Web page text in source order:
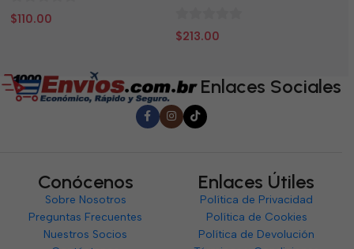
0
$110.00
0
$213.00
Enlaces Sociales
Conócenos
Sobre Nosotros
Preguntas Frecuentes
Nuestros Socios
Enlaces Útiles
Política de Privacidad
Política de Cookies
Política de Devolución